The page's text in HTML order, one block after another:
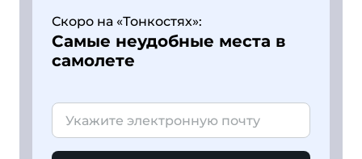
Скоро на «Тонкостях»:
Самые неудобные места в
самолете